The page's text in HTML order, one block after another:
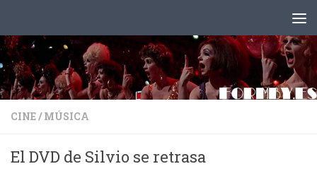
CINE/ MÚSICA
El DVD de Silvio se retrasa